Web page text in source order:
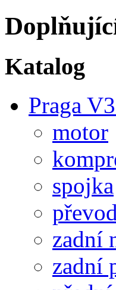
Katalog
Praga
motor
spojka
zadní
zadní